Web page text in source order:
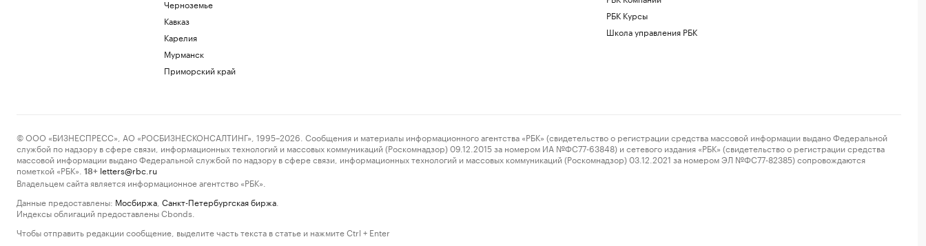
Черноземье
Кавказ
Карелия
Мурманск
Приморский край
РБК Курсы
Школа управления РБК
© ООО «БИЗНЕСПРЕСС», АО «РОСБИЗНЕСКОНСАЛТИНГ», 1995–2026. Сообщения и материалы информационного агентства «РБК» (свидетельство о регистрации средства массовой информации выдано Федеральной
службой по надзору в сфере связи, информационных технологий и массовых коммуникаций (Роскомнадзор) 09.12.2015 за номером ИА №ФС77-63848) и сетевого издания «РБК» (свидетельство о регистрации средства
массовой информации выдано Федеральной службой по надзору в сфере связи, информационных технологий и массовых коммуникаций (Роскомнадзор) 03.12.2021 за номером ЭЛ №ФС77-82385) сопровождаются
пометкой «РБК».
18+ letters@rbc.ru
Владельцем сайта является информационное агентство «РБК».
Данные предоставлены: Мосбиржа Санкт-Петербургская биржа
Индексы облигаций предоставлены Cbonds.
Чтобы отправить редакции сообщение, выделите часть текста в статье и нажмите Ctrl + Enter